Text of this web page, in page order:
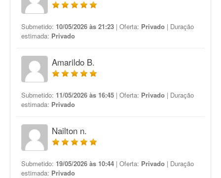
Submetido: 10/05/2026 às 21:23 | Oferta: Privado | Duração
estimada: Privado
Amarildo B.
Submetido: 11/05/2026 às 16:45 | Oferta: Privado | Duração
estimada: Privado
Nailton n.
Submetido: 19/05/2026 às 10:44 | Oferta: Privado | Duração
estimada: Privado